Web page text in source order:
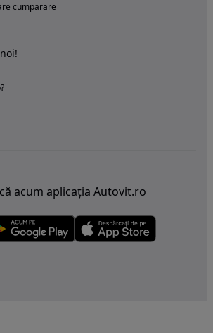
cumparare
acum aplicația Autovit.ro